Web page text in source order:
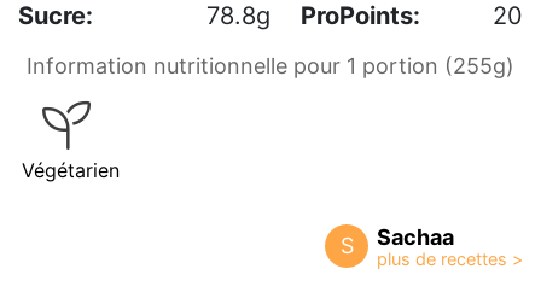
Sucre:
78.8g ProPoints: 20
Information nutritionnelle pour 1 portion (255g)
Végétarien
S Sachaa